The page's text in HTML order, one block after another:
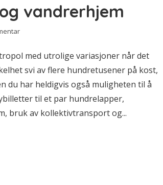
vandrerhjem
med utrolige variasjoner når det
svi av flere hundretusener på kost,
du har heldigvis også muligheten til å
til et par hundrelapper,
bruk av kollektivtransport og...